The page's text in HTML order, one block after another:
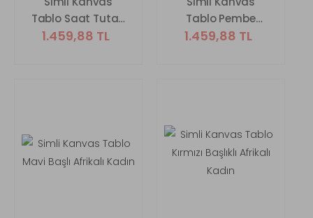
Tablo Saat Tutan
Afrikalı Kadın
1.459,88 TL
Tablo Pembe
Başlıklı Afrikalı
1.459,88 TL